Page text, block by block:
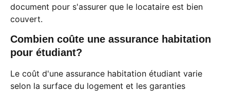
document pour s'assurer que le locataire est bien
couvert.
Combien coûte une assurance habitation
pour étudiant?
Le coût d'une assurance habitation étudiant varie
selon la surface du logement et les garanties